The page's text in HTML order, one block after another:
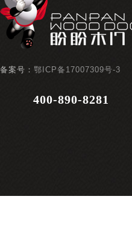
备案号： 鄂ICP备17007309号-3
400-890-8281